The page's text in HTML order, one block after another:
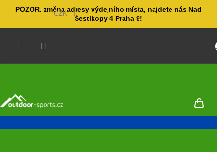
POZOR. změna adresy výdejního místa, najdete nás Nad
Šestikopy 4 Praha 9!
CZK
NÁKUPNÍ
KOŠÍK